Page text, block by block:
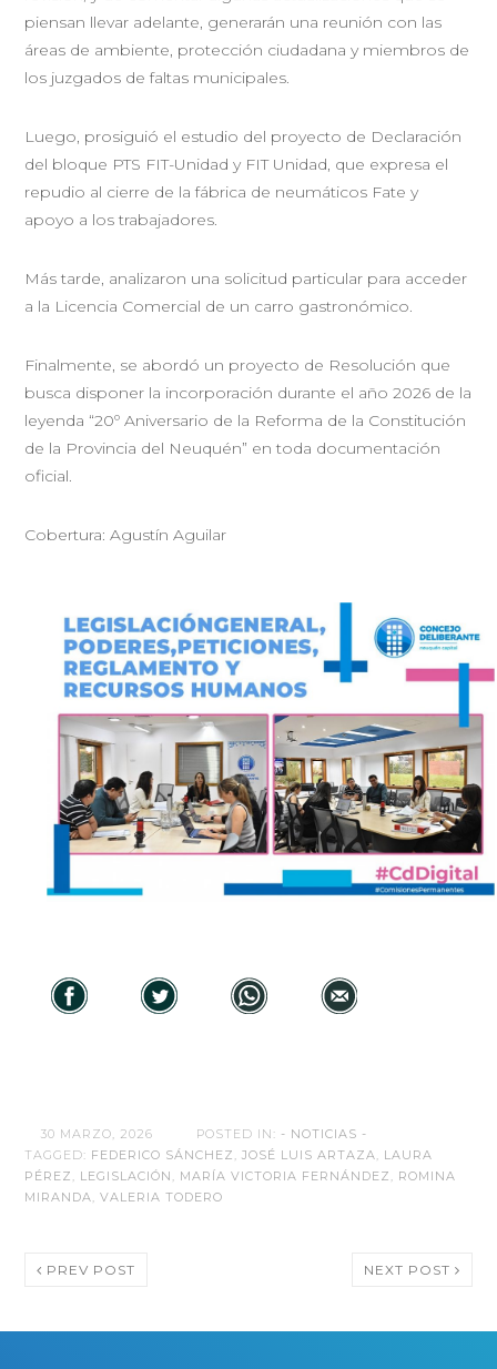
piensan llevar adelante, generarán una reunión con las
áreas de ambiente, protección ciudadana y miembros de
los juzgados de faltas municipales.
Luego, prosiguió el estudio del proyecto de Declaración
del bloque PTS FIT-Unidad y FIT Unidad, que expresa el
repudio al cierre de la fábrica de neumáticos Fate y
apoyo a los trabajadores.
Más tarde, analizaron una solicitud particular para acceder
a la Licencia Comercial de un carro gastronómico.
Finalmente, se abordó un proyecto de Resolución que
busca disponer la incorporación durante el año 2026 de la
leyenda “20º Aniversario de la Reforma de la Constitución
de la Provincia del Neuquén” en toda documentación
oficial.
Cobertura: Agustín Aguilar
30 MARZO, 2026 POSTED IN: - NOTICIAS -
TAGGED: FEDERICO SÁNCHEZ ,JOSÉ LUIS ARTAZA, LAURA
PÉREZ , LEGISLACIÓN , MARÍA VICTORIA FERNÁNDEZ , ROMINA
MIRANDA,VALERIA TODERO
PREV POST NEXT POST